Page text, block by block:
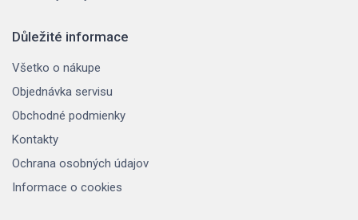
Důležité informace
Všetko o nákupe
Objednávka servisu
Obchodné podmienky
Kontakty
Ochrana osobných údajov
Informace o cookies